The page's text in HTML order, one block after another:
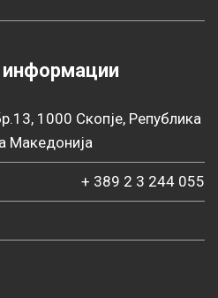
информации
1000 Скопје, Република
Македонија
+ 389 2 3 244 055